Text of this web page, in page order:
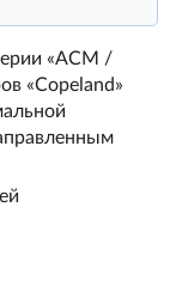
«ACM /
«Copeland»